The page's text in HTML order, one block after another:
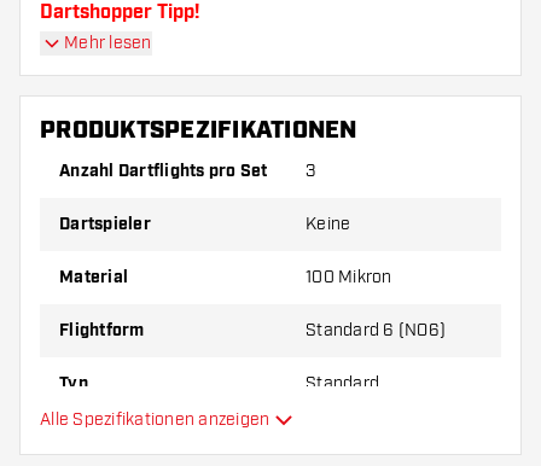
Dartshopper Tipp!
Sorgen Sie für genügend Ersatz Flights und
abnutzen oder brechen.
Material oder eine andere Dicke der Flights aus,
um herauszufinden, welche Variante am besten
Mehr lesen
PRODUKTSPEZIFIKATIONEN
Anzahl Dartflights pro Set 3
Dartspieler Keine
Material 100 Mikron
Flightform Standard 6 (NO6)
Typ Standard
Alle Spezifikationen anzeigen